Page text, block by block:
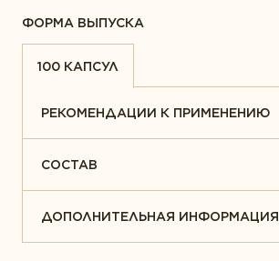
ФОРМА ВЫПУСКА
100 КАПСУЛ
РЕКОМЕНДАЦИИ К ПРИМЕНЕНИЮ
СОСТАВ
ДОПОЛНИТЕЛЬНАЯ ИНФОРМАЦИЯ